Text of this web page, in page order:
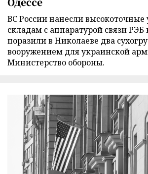
ВС России нанесли высокоточные
складам с аппаратурой связи РЭБ
поразили в Николаеве два
вооружением для украинской
Министерство обороны.